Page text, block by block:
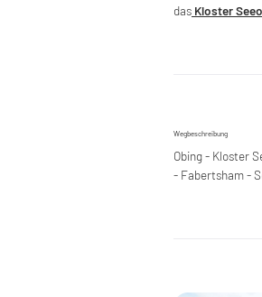
das Kloster
Wegbeschreibung
Obing - Kloster
- Fabertsham -